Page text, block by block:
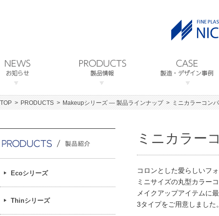
TOP PRODUCTS Makeupシリーズ ― 製品ラインナップ ミニカラーコン
ミニカラー
コロンとした愛らしいフ
ミニサイズの丸型カラー
メイクアップアイテムに
3タイプをご用意しました
Ecoシリーズ
Thinシリーズ